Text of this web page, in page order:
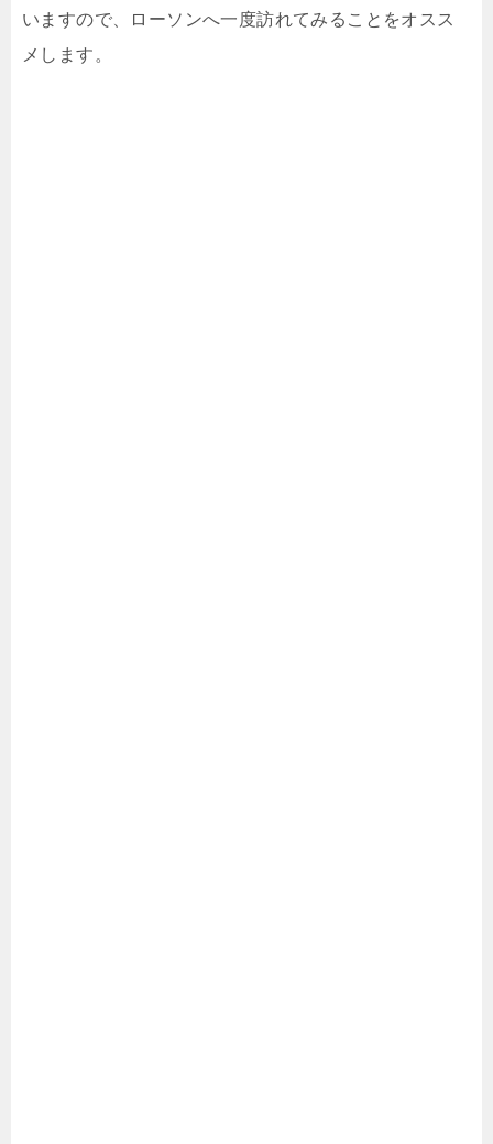
いますので、ローソンへ一度訪れてみることをオスス
メします。